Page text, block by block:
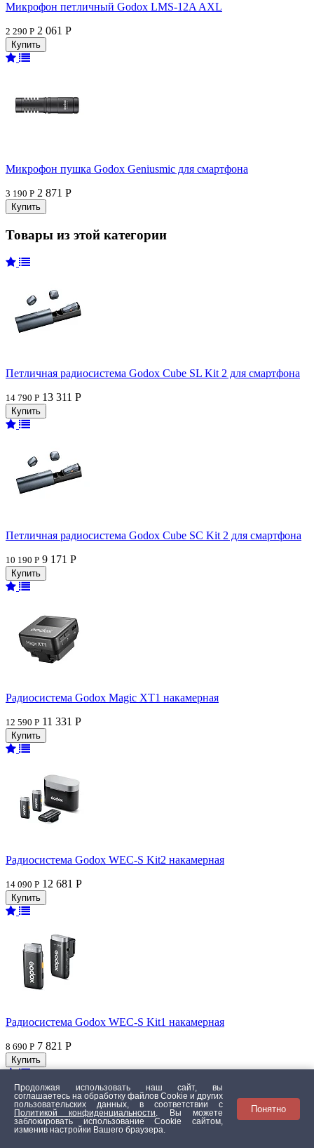
Микрофон петличный Godox LMS-12A AXL
2 290 Р 2 061 Р
Микрофон пушка Godox Geniusmic для смартфона
3 190 Р 2 871 Р
Товары из этой категории
Петличная радиосистема Godox Cube SL Kit 2 для смартфона
14 790 Р 13 311 Р
Петличная радиосистема Godox Cube SC Kit 2 для смартфона
10 190 Р 9 171 Р
Радиосистема Godox Magic XT1 накамерная
12 590 Р 11 331 Р
Радиосистема Godox WEC-S Kit2 накамерная
14 090 Р 12 681 Р
Радиосистема Godox WEC-S Kit1 накамерная
8 690 Р 7 821 Р
Продолжая использовать наш сайт, вы
соглашаетесь на обработку файлов Сookie и других
пользовательских данных, в соответствии с
Политикой конфиденциальности
. Вы можете
заблокировать использование Cookie сайтом,
изменив настройки Вашего браузера.
Понятно